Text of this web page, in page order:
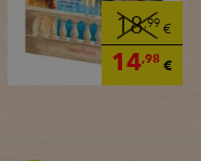
18,99 €
14,98€